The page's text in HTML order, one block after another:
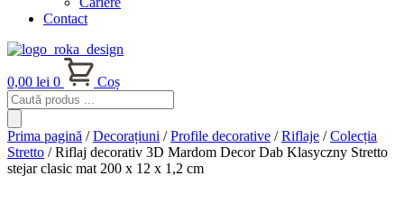
Contact
0,00 lei 0
Coș
Products
search
Prima pagină /Decorațiuni /Profile decorative /Riflaje /Colecția
Stretto / Riflaj decorativ 3D Mardom Decor Dab Klasyczny Stretto
stejar clasic mat 200 x 12 x 1,2 cm